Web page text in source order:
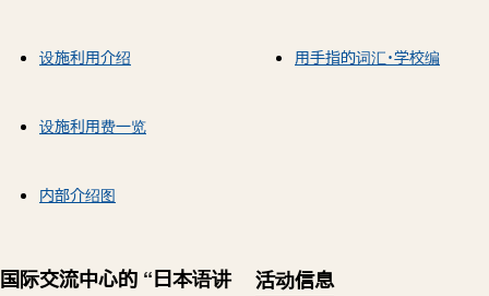
设施利用介绍
设施利用费一览
内部介绍图
用手指的词汇・学校编
国际交流中心的 “日本语讲
活动信息